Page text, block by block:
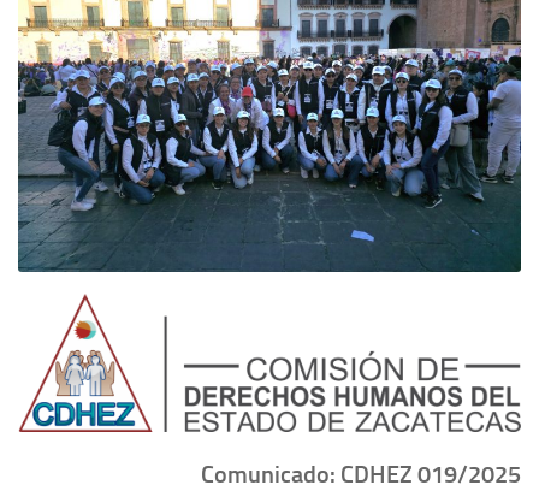
Comunicado: CDHEZ 019/2025